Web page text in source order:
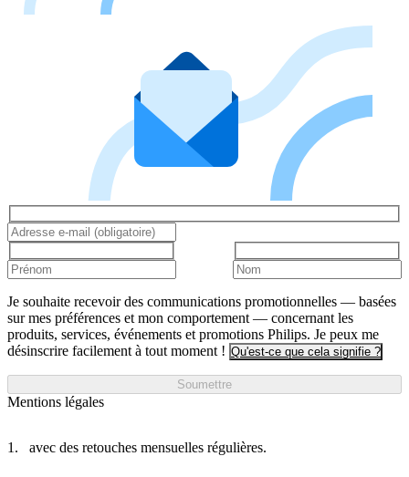
Je souhaite recevoir des communications promotionnelles — basées
sur mes préférences et mon comportement — concernant les
produits, services, événements et promotions Philips. Je peux me
désinscrire facilement à tout moment ! Qu'est-ce que cela signifie ?
Soumettre
Mentions légales
avec des retouches mensuelles régulières.